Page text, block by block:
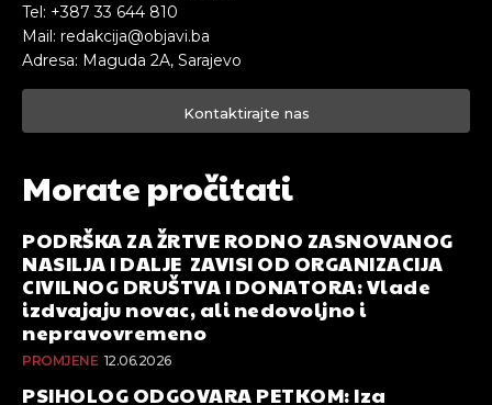
Tel: +387 33 644 810
Mail: redakcija@objavi.ba
Adresa: Maguda 2A, Sarajevo
Kontaktirajte nas
Morate pročitati
PODRŠKA ZA ŽRTVE RODNO ZASNOVANOG
NASILJA I DALJE ZAVISI OD ORGANIZACIJA
CIVILNOG DRUŠTVA I DONATORA: Vlade
izdvajaju novac, ali nedovoljno i
nepravovremeno
PROMJENE 12.06.2026
PSIHOLOG ODGOVARA PETKOM: Iza